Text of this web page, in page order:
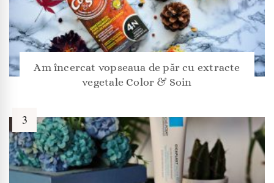
Am încercat vopseaua de păr cu extracte
vegetale Color & Soin